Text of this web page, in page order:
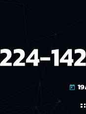
today